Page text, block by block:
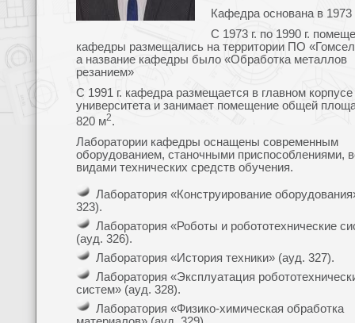
Кафедра основана в 1973
C 1973 г. по 1990 г.
кафедры размещались на территории ПО
а название кафедры было «Обработка металлов
резанием»
С 1991 г. кафедра размещается в главном корпусе
университета и занимает помещение общей
820 м2.
Лаборатории кафедры оснащены современным
оборудованием, станочными приспособлениями,
видами технических средств обучения.
Лаборатория «Конструирование
323).
Лаборатория «Роботы и робототехнические
(ауд. 326).
Лаборатория «История техники» (ауд. 327).
Лаборатория «Эксплуатация
систем» (ауд. 328).
Лаборатория «Физико-химическая обработка